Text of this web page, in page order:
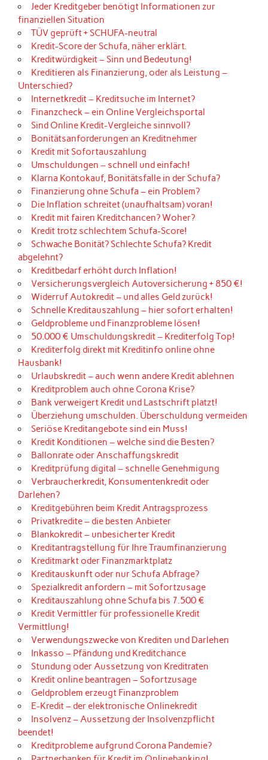
Jeder Kreditgeber benötigt Informationen zur
finanziellen Situation
TÜV geprüft + SCHUFA-neutral
Kredit-Score der Schufa, näher erklärt.
Kreditwürdigkeit – Sinn und Bedeutung!
Kreditieren als Finanzierung, oder als Leistung –
Unterschied?
Internetkredit – Kreditsuche im Internet?
Finanzcheck – ein Online Vergleichsportal
Sind Online Kredit-Vergleiche sinnvoll?
Bonitätsanforderungen an Kreditnehmer
Kredit mit Sofortauszahlung
Umschuldungen – schnell und einfach!
Klarna Kontokauf, Bonitätsfalle in der Schufa?
Finanzierung ohne Schufa – ein Problem?
Die Inflation schreitet (unaufhaltsam) voran!
Kredit mit fairen Kreditchancen? Woher?
Kredit trotz schlechtem Schufa-Score!
Schwache Bonität? Schlechte Schufa? Kredit
abgelehnt?
Kreditbedarf erhöht durch Inflation!
Versicherungsvergleich Autoversicherung + 850 €!
Widerruf Autokredit – und alles Geld zurück!
Schnelle Kreditauszahlung – hier sofort erhalten!
Geldprobleme und Finanzprobleme lösen!
50.000 € Umschuldungskredit – Krediterfolg Top!
Krediterfolg direkt mit Kreditinfo online ohne
Hausbank!
Urlaubskredit – auch wenn andere Kredit ablehnen
Kreditproblem auch ohne Corona Krise?
Bank verweigert Kredit und Lastschrift platzt!
Überziehung umschulden. Überschuldung vermeiden
Seriöse Kreditangebote sind ein Muss!
Kredit Konditionen – welche sind die Besten?
Ballonrate oder Anschaffungskredit
Kreditprüfung digital – schnelle Genehmigung
Verbraucherkredit, Konsumentenkredit oder
Darlehen?
Kreditgebühren beim Kredit Antragsprozess
Privatkredite – die besten Anbieter
Blankokredit – unbesicherter Kredit
Kreditantragstellung für Ihre Traumfinanzierung
Kreditmarkt oder Finanzmarktplatz
Kreditauskunft oder nur Schufa Abfrage?
Spezialkredit anfordern – mit Sofortzusage
Kreditauszahlung ohne Schufa bis 7.500 €
Kredit Vermittler für professionelle Kredit
Vermittlung!
Verwendungszwecke von Krediten und Darlehen
Inkasso – Pfändung und Kreditchance
Stundung oder Aussetzung von Kreditraten
Kredit online beantragen – Sofortzusage
Geldproblem erzeugt Finanzproblem
E-Kredit – der elektronische Onlinekredit
Insolvenz – Aussetzung der Insolvenzpflicht
beendet!
Kreditprobleme aufgrund Corona Pandemie?